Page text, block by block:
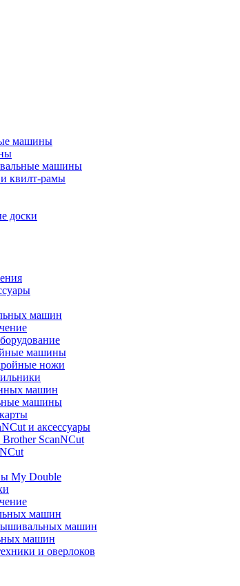
машины
машины
квилт-рамы
доски
машин
машины
ножи
машин
машины
и аксессуары
ScanNCut
My Double
машин
машин
машин
и оверлоков